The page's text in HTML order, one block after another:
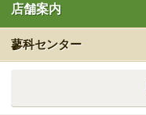
店舗案内
蓼科センター
東急ハーヴ